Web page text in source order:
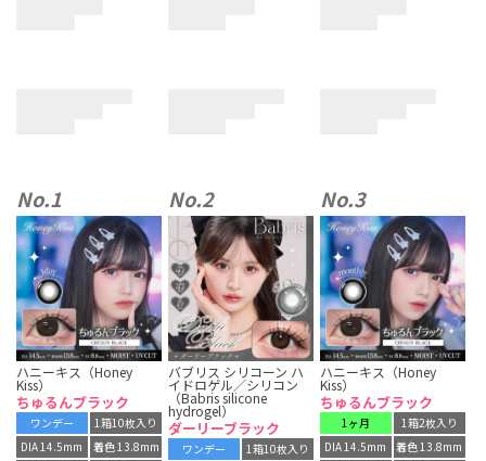
No.1
ハニーキス（Honey
Kiss）
ちゅるんブラック
ワンデー
1箱10枚入り
DIA 14.5mm
着色 13.8mm
No.2
バブリス シリコーン ハ
イドロゲル／シリコン
（Babris silicone
hydrogel）
ダーリーブラック
ワンデー
1箱10枚入り
No.3
ハニーキス（Honey
Kiss）
ちゅるんブラック
1ヶ月
1箱2枚入り
DIA 14.5mm
着色 13.8mm